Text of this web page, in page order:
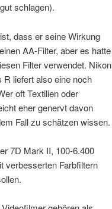
schlagen).
dass er seine Wirkung
AA-Filter, aber es hatte
Filter verwendet. Nikon
liefert also eine noch
oft Textilien oder
eher genervt davon
Fall zu schätzen wissen.
7D Mark II, 100-6.400
verbesserten Farbfiltern